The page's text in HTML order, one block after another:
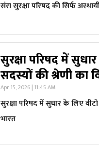
संरा सुरक्षा परिषद की सिर्फ
सुरक्षा परिषद में
सदस्यों की श्रेणी का
Apr 15, 2026 | 11:45 AM
सुरक्षा परिषद में सुधार के लिए
भारत